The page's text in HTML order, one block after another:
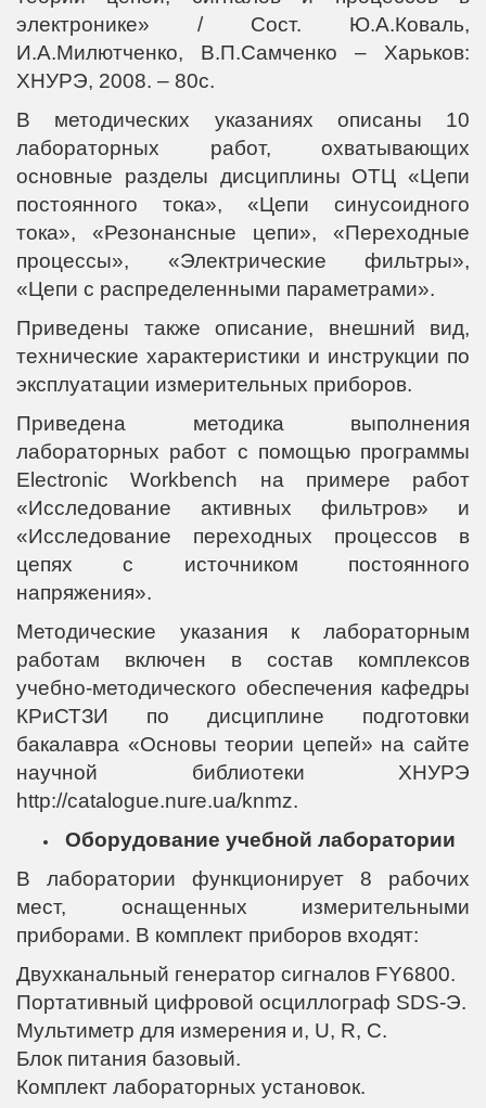
электронике» / Сост. Ю.А.Коваль,
И.А.Милютченко, В.П.Самченко – Харьков:
ХНУРЭ, 2008. – 80с.
В методических указаниях описаны 10
лабораторных работ, охватывающих
основные разделы дисциплины ОТЦ «Цепи
постоянного тока», «Цепи синусоидного
тока», «Резонансные цепи», «Переходные
процессы», «Электрические фильтры»,
«Цепи с распределенными параметрами».
Приведены также описание, внешний вид,
технические характеристики и инструкции по
эксплуатации измерительных приборов.
Приведена методика выполнения
лабораторных работ с помощью программы
Electronic Workbench на примере работ
«Исследование активных фильтров» и
«Исследование переходных процессов в
цепях с источником постоянного
напряжения».
Методические указания к лабораторным
работам включен в состав комплексов
учебно-методического обеспечения кафедры
КРиСТЗИ по дисциплине подготовки
бакалавра «Основы теории цепей» на сайте
научной библиотеки ХНУРЭ
http://catalogue.nure.ua/knmz.
Оборудование учебной лаборатории
В лаборатории функционирует 8 рабочих
мест, оснащенных измерительными
приборами. В комплект приборов входят:
Двухканальный генератор сигналов FY6800.
Портативный цифровой осциллограф SDS-Э.
Мультиметр для измерения и, U, R, C.
Блок питания базовый.
Комплект лабораторных установок.